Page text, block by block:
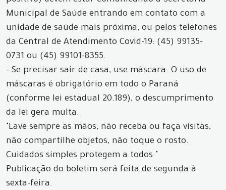
Municipal de Saúde entrando em contato com a
unidade de saúde mais próxima, ou pelos telefones
da Central de Atendimento Covid-19: (45) 99135-
0731 ou (45) 99101-8355.
- Se precisar sair de casa, use máscara. O uso de
máscaras é obrigatório em todo o Paraná
(conforme lei estadual 20.189), o descumprimento
da lei gera multa.
"Lave sempre as mãos, não receba ou faça visitas,
não compartilhe objetos, não toque o rosto.
Cuidados simples protegem a todos."
Publicação do boletim será feita de segunda à
sexta-feira.